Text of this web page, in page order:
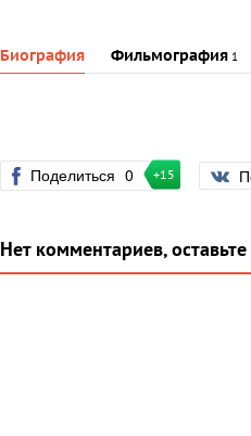
Биография Фильмография 1
Поделиться 0 +15
Нет комментариев,